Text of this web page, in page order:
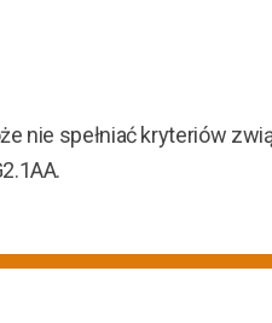
nie spełniać kryteriów